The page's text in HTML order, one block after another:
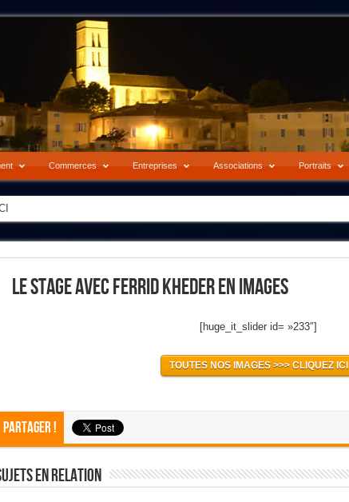
Commerces Entreprises Associations Portraits
Le Stage Avec Ferrid Kheder En Images
[huge_it_slider id= »233″]
TOUTES NOS IMAGES >>> CLIQUEZ ICI
Partager !
En Relation